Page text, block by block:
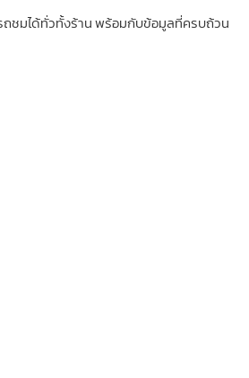
ถชมได้ทั่วทั้งร้าน พร้อมกับข้อมูลที่ครบถ้วน